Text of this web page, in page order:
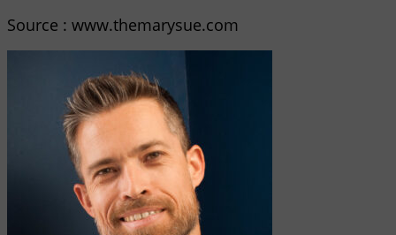
Source : www.themarysue.com